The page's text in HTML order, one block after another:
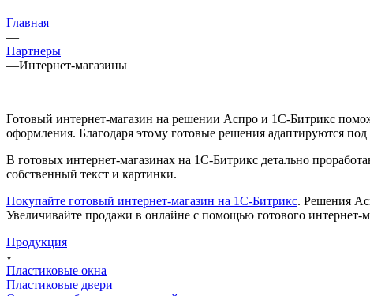
Главная
—
Партнеры
—Интернет-магазины
Готовый интернет-магазин на решении Аспро и 1С-Битрикс
оформления. Благодаря этому готовые решения адаптируются
В готовых интернет-магазинах на 1С-Битрикс детально
собственный текст и картинки.
Покупайте готовый интернет-магазин на 1С-Битрикс. Решения
Увеличивайте продажи в онлайне с помощью готового интернет-
Продукция
Пластиковые окна
Пластиковые двери